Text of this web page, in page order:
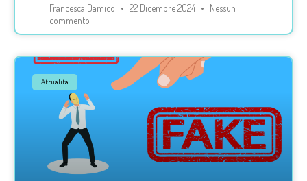
Francesca Damico 22 Dicembre 2024
Nessun
commento
Attualità